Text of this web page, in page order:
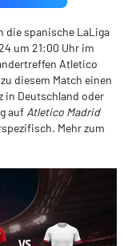
die spanische LaLiga
um 21:00 Uhr im
Atletico
diesem Match einen
in Deutschland oder
auf Atletico Madrid
Mehr zum